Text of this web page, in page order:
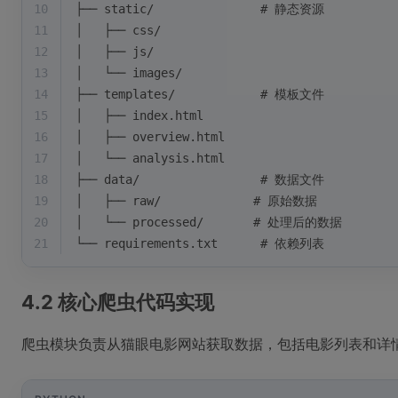
10
├── static/               # 静态资源
11
│   ├── css/
12
│   ├── js/
13
│   └── images/
14
├── templates/            # 模板文件
15
│   ├── index.html
16
│   ├── overview.html
17
│   └── analysis.html
18
├── data/                 # 数据文件
19
│   ├── raw/             # 原始数据
20
│   └── processed/       # 处理后的数据
21
└── requirements.txt      # 依赖列表
4.2 核心爬虫代码实现
爬虫模块负责从猫眼电影网站获取数据，包括电影列表和详